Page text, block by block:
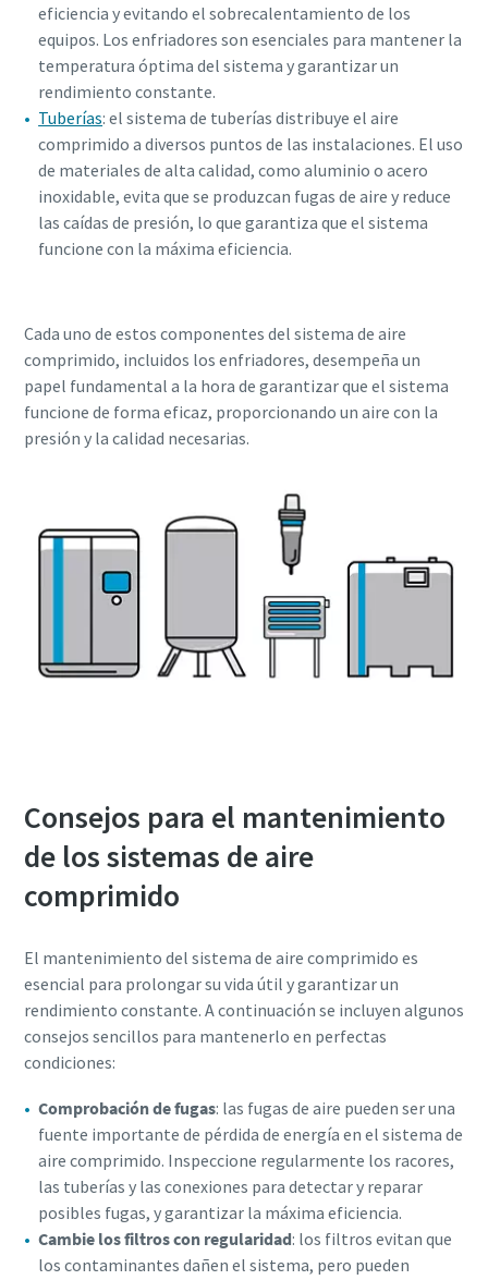
eficiencia y evitando el sobrecalentamiento de los
equipos. Los enfriadores son esenciales para mantener la
temperatura óptima del sistema y garantizar un
rendimiento constante.
Tuberías: el sistema de tuberías distribuye el aire
comprimido a diversos puntos de las instalaciones. El uso
de materiales de alta calidad, como aluminio o acero
inoxidable, evita que se produzcan fugas de aire y reduce
las caídas de presión, lo que garantiza que el sistema
funcione con la máxima eficiencia.
Cada uno de estos componentes del sistema de aire
comprimido, incluidos los enfriadores, desempeña un
papel fundamental a la hora de garantizar que el sistema
funcione de forma eficaz, proporcionando un aire con la
presión y la calidad necesarias.
Consejos para el mantenimiento
de los sistemas de aire
comprimido
El mantenimiento del sistema de aire comprimido es
esencial para prolongar su vida útil y garantizar un
rendimiento constante. A continuación se incluyen algunos
consejos sencillos para mantenerlo en perfectas
condiciones:
Comprobación de fugas: las fugas de aire pueden ser una
fuente importante de pérdida de energía en el sistema de
aire comprimido. Inspeccione regularmente los racores,
las tuberías y las conexiones para detectar y reparar
posibles fugas, y garantizar la máxima eficiencia.
Cambie los filtros con regularidad: los filtros evitan que
los contaminantes dañen el sistema, pero pueden